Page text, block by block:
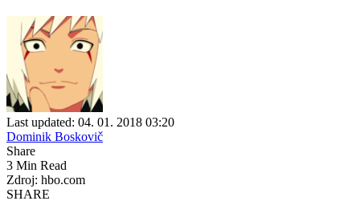
Last updated: 04. 01. 2018 03:20
Dominik Boskovič
Share
3 Min Read
Zdroj: hbo.com
SHARE